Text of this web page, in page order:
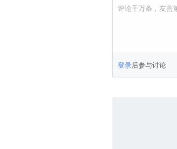
评论千万条，友善
登录后参与讨论